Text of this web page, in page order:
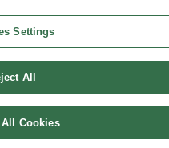
Settings
All
Cookies